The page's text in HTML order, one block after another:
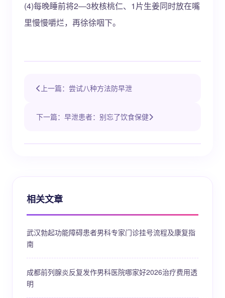
(4)每晚睡前将2―3枚核桃仁、1片生姜同时放在嘴
里慢慢嚼烂，再徐徐咽下。
上一篇：尝试八种方法防早泄
下一篇：早泄患者：别忘了饮食保健
相关文章
武汉勃起功能障碍患者男科专家门诊挂号流程及康复指
南
成都前列腺炎反复发作男科医院哪家好2026治疗费用透
明